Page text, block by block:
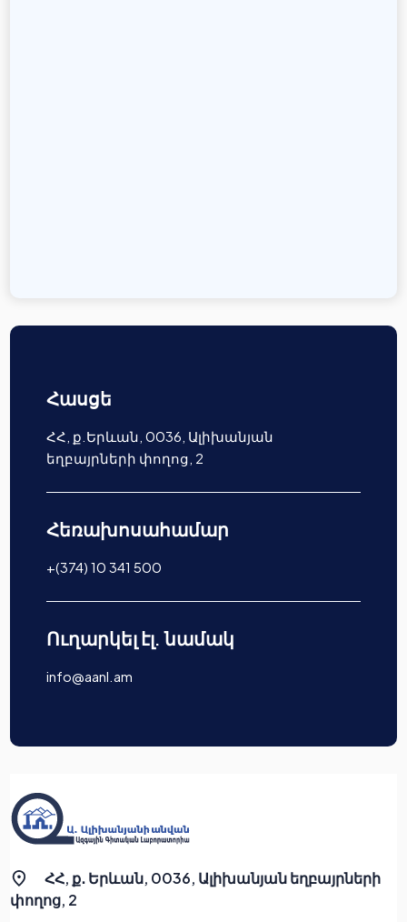
Հասցե
ՀՀ, ք.Երևան, 0036, Ալիխանյան
եղբայրների փողոց, 2
Հեռախոսահամար
+(374) 10 341 500
Ուղարկել էլ. նամակ
info@aanl.am
ՀՀ, ք․ Երևան, 0036, Ալիխանյան եղբայրների
փողոց, 2